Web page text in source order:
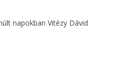
napokban Vitézy Dávid